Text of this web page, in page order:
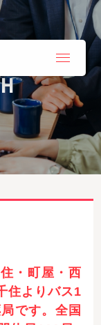
・町屋・西
住よりバス1
です。全国